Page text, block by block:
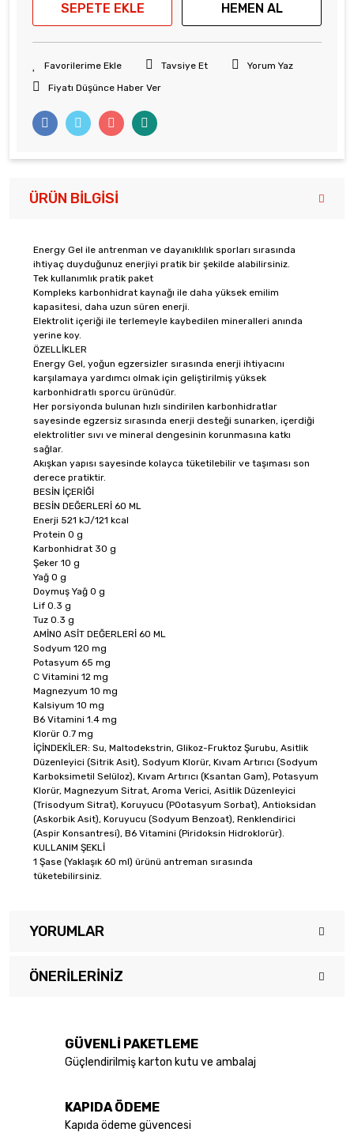
SEPETE EKLE HEMEN AL
Tavsiye Et
Yorum Yaz
Fiyatı Düşünce Haber Ver
ÜRÜN BILGISI
Energy Gel ile antrenman ve dayanıklılık sporları sırasında
ihtiyaç duyduğunuz enerjiyi pratik bir şekilde alabilirsiniz.
Tek kullanımlık pratik paket
Kompleks karbonhidrat kaynağı ile daha yüksek emilim
kapasitesi, daha uzun süren enerji.
Elektrolit içeriği ile terlemeyle kaybedilen mineralleri anında
yerine koy.
ÖZELLİKLER
Energy Gel, yoğun egzersizler sırasında enerji ihtiyacını
karşılamaya yardımcı olmak için geliştirilmiş yüksek
karbonhidratlı sporcu ürünüdür.
Her porsiyonda bulunan hızlı sindirilen karbonhidratlar
sayesinde egzersiz sırasında enerji desteği sunarken, içerdiği
elektrolitler sıvı ve mineral dengesinin korunmasına katkı
sağlar.
Akışkan yapısı sayesinde kolayca tüketilebilir ve taşıması son
derece pratiktir.
BESİN İÇERİĞİ
BESİN DEĞERLERİ 60 ML
Enerji 521 kJ/121 kcal
Protein 0 g
Karbonhidrat 30 g
Şeker 10 g
Yağ 0 g
Doymuş Yağ 0 g
Lif 0.3 g
Tuz 0.3 g
AMİNO ASİT DEĞERLERİ 60 ML
Sodyum 120 mg
Potasyum 65 mg
C Vitamini 12 mg
Magnezyum 10 mg
Kalsiyum 10 mg
B6 Vitamini 1.4 mg
Klorür 0.7 mg
İÇİNDEKİLER: Su, Maltodekstrin, Glikoz-Fruktoz Şurubu, Asitlik
Düzenleyici (Sitrik Asit), Sodyum Klorür, Kıvam Artırıcı (Sodyum
Karboksimetil Selüloz), Kıvam Artırıcı (Ksantan Gam), Potasyum
Klorür, Magnezyum Sitrat, Aroma Verici, Asitlik Düzenleyici
(Trisodyum Sitrat), Koruyucu (P0otasyum Sorbat), Antioksidan
(Askorbik Asit), Koruyucu (Sodyum Benzoat), Renklendirici
(Aspir Konsantresi), B6 Vitamini (Piridoksin Hidroklorür).
KULLANIM ŞEKLİ
1 Şase (Yaklaşık 60 ml) ürünü antreman sırasında
tüketebilirsiniz.
YORUMLAR
Bu ürüne ilk yorumu siz yapın!
ÖNERILERINIZ
tarafımıza iletebilirsiniz.
Görüş ve önerileriniz için teşekkür ederiz.
Ürün açıklamasında eksik bilgiler bulunuyor.
Ürün bilgilerinde hatalar bulunuyor.
GÜVENLİ PAKETLEME
Güçlendirilmiş karton kutu ve ambalaj
KAPIDA ÖDEME
Kapıda ödeme güvencesi